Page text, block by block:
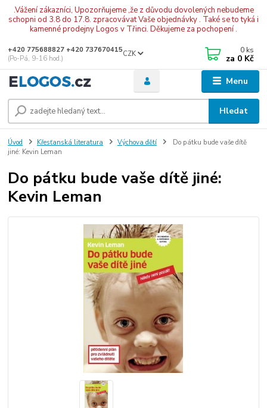
.Vážení zákazníci, Upozorňujeme ,že z důvodu dovolených nebudeme
schopni od 3.8 do 17.8. zpracovávat Vaše objednávky . Také se to tyká i
kamenné prodejny Logos v Třinci. Děkujeme za pochopení .
Menu
CZK
Hledat
+420 775688827 +420 737670415
(Po-Pá, 9-16 hod.)
0 ks
za 0 Kč
Úvod Křesťanská literatura Výchova dětí
Do pátku bude vaše dítě
jiné: Kevin Leman
Do pátku bude vaše dítě jiné:
Kevin Leman